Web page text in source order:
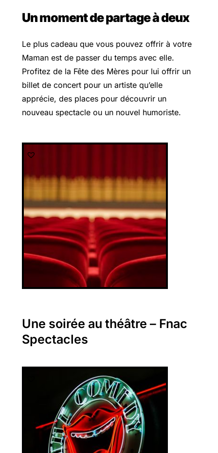
Un moment de partage à deux
Le plus cadeau que vous pouvez offrir à votre
Maman est de passer du temps avec elle.
Profitez de la Fête des Mères pour lui offrir un
billet de concert pour un artiste qu’elle
apprécie, des places pour découvrir un
nouveau spectacle ou un nouvel humoriste.
Une soirée au théâtre – Fnac
Spectacles